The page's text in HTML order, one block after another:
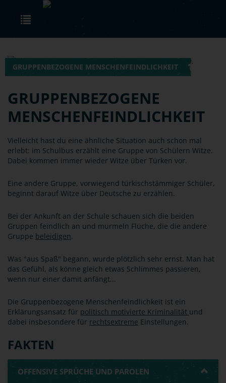
Skip to main content
GRUPPENBEZOGENE MENSCHENFEINDLICHKEIT
GRUPPENBEZOGENE
MENSCHENFEINDLICHKEIT
Vielleicht hast du eine ähnliche Situation auch schon mal
erlebt: im Schulbus erzählt eine Gruppe von Schülern Witze.
Dabei kommen immer wieder Witze über Türken vor.
Eine andere Gruppe, vorwiegend türkischstämmiger Schüler,
beginnt darauf Witze über Deutsche zu erzählen.
Bei der Ankunft an der Schule schauen sich die beiden
Gruppen feindlich an und murmeln Flüche, die die andere
Gruppe beleidigen.
Was "aus Spaß" begann, wurde plötzlich sehr ernst. Man hat
das Gefühl, als könne gleich etwas Schlimmes passieren,
wenn nur einer damit anfängt...
Die Gruppenbezogene Menschenfeindlichkeit ist ein
Erklärungsansatz für politisch motivierte Kriminalität und
dabei insbesondere für rechtsextreme Einstellungen.
FAKTEN
OFFENSIVE SPRÜCHE UND PAROLEN